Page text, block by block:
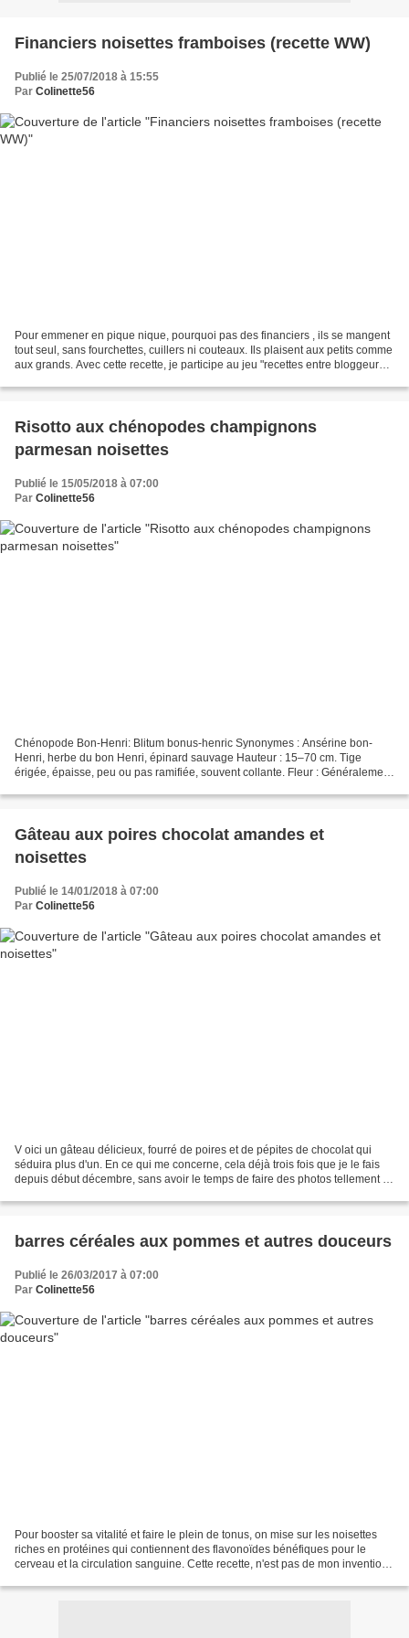
Financiers noisettes framboises (recette WW)
Publié le 25/07/2018 à 15:55
Par Colinette56
Pour emmener en pique nique, pourquoi pas des financiers , ils se mangent
tout seul, sans fourchettes, cuillers ni couteaux. Ils plaisent aux petits comme
aux grands. Avec cette recette, je participe au jeu "recettes entre bloggeurs",
Risotto aux chénopodes champignons
parmesan noisettes
Publié le 15/05/2018 à 07:00
Par Colinette56
Chénopode Bon-Henri: Blitum bonus-henric Synonymes : Ansérine bon-
Henri, herbe du bon Henri, épinard sauvage Hauteur : 15–70 cm. Tige
érigée, épaisse, peu ou pas ramifiée, souvent collante. Fleur : Généralement
Gâteau aux poires chocolat amandes et
noisettes
Publié le 14/01/2018 à 07:00
Par Colinette56
V oici un gâteau délicieux, fourré de poires et de pépites de chocolat qui
séduira plus d'un. En ce qui me concerne, cela déjà trois fois que je le fais
depuis début décembre, sans avoir le temps de faire des photos tellement il
barres céréales aux pommes et autres douceurs
Publié le 26/03/2017 à 07:00
Par Colinette56
Pour booster sa vitalité et faire le plein de tonus, on mise sur les noisettes
riches en protéines qui contiennent des flavonoïdes bénéfiques pour le
cerveau et la circulation sanguine. Cette recette, n'est pas de mon invention,